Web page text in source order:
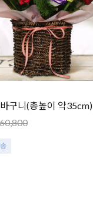
구니(총높이 약35cm)
60,800